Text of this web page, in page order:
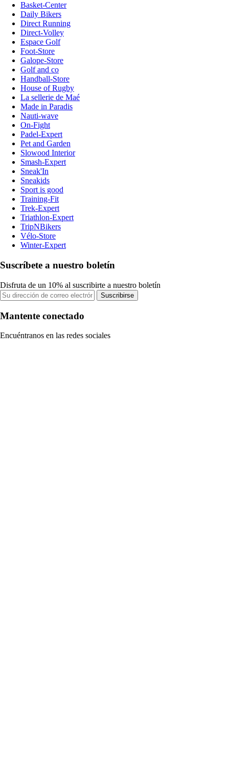
Basket-Center
Daily Bikers
Direct Running
Direct-Volley
Espace Golf
Foot-Store
Galope-Store
Golf and co
Handball-Store
House of Rugby
La sellerie de Maé
Made in Paradis
Nauti-wave
On-Fight
Padel-Expert
Pet and Garden
Slowood Interior
Smash-Expert
Sneak'In
Sneakids
Sport is good
Training-Fit
Trek-Expert
Triathlon-Expert
TripNBikers
Vélo-Store
Winter-Expert
Suscríbete a nuestro boletín
Disfruta de un 10% al suscribirte a nuestro boletín
Suscribirse
Mantente conectado
Encuéntranos en las redes sociales